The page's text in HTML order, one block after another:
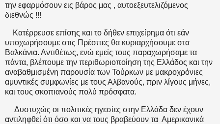
την εφαρμόσουν εις βάρος μας , αυτοεξευτελιζόμενος
διεθνώς !!!
Κατέρρευσε επίσης και το δήθεν επιχείρημα ότι εάν
υποχωρήσουμε στις Πρέσπες θα κυριαρχήσουμε στα
Βαλκάνια. Αντιθέτως, ενώ εμείς τους παραχωρήσαμε τα
πάντα, βλέπουμε την περιθωριοποίηση της Ελλάδος και την
αναβαθμισμένη παρουσία των Τούρκων με μακροχρόνιες
αμυντικές συμφωνίες με τους Αλβανούς, πριν λίγους μήνες,
και τους σκοπιανούς πολύ πρόσφατα.
Δυστυχώς οι πολιτικές ηγεσίες στην Ελλάδα δεν έχουν
αντιληφθεί ότι όσο και να τους βραβεύουν τα Αμερικανικά